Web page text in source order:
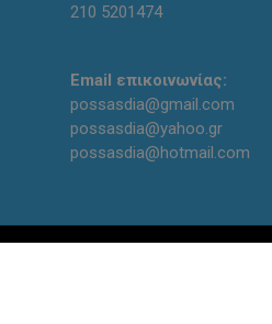
210 5201474
Email επικοινωνίας:
possasdia@gmail.com
possasdia@yahoo.gr
possasdia@hotmail.com